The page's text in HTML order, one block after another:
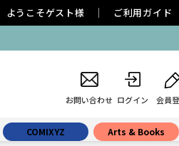
ようこそゲスト様 ご利用ガイド
お問い合わせ ログイン 会員
COMIXYZ Arts & Books